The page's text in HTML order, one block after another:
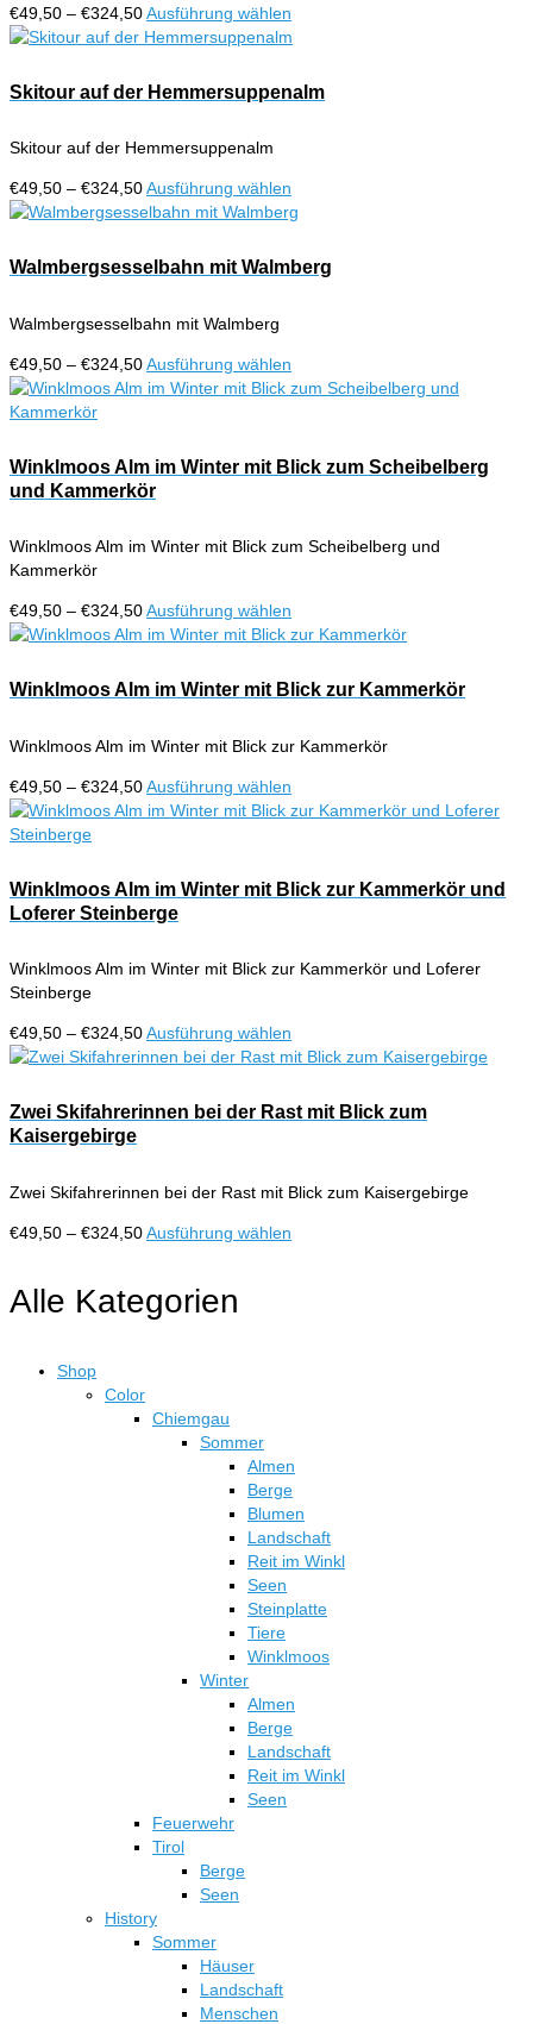
Produktseite
gewählt
€49,50 – €324,50Preisspanne:
€49,50
€324,50
Ausführung wählen
Produkt
mehrere
Varianten
können
auf
Produktseite
Skitour auf der Hemmersuppenalm
Skitour auf der Hemmersuppenalm
€49,50 – €324,50Preisspanne:
€49,50
€324,50
Ausführung wählen
Produkt
mehrere
Varianten
können
auf
gewählt
Walmbergsesselbahn mit Walmberg
Walmbergsesselbahn mit Walmberg
€49,50 – €324,50Preisspanne:
€49,50
Ausführung wählen
Produkt
Varianten
auf.
können
Produktseite
gewählt
Winklmoos Alm im Winter mit Blick zum Scheibelberg
und Kammerkör
Winklmoos Alm im Winter mit Blick zum Scheibelberg und
Kammerkör
€49,50 – €324,50Preisspanne:
€49,50
€324,50
Ausführung wählen
Produkt
mehrere
Varianten
Die
können
auf
gewählt
Winklmoos Alm im Winter mit Blick zur Kammerkör
Winklmoos Alm im Winter mit Blick zur Kammerkör
€49,50 – €324,50Preisspanne:
€49,50
Ausführung wählen
Produkt
Varianten
auf.
können
Produktseite
gewählt
Winklmoos Alm im Winter mit Blick zur Kammerkör und
Loferer Steinberge
Winklmoos Alm im Winter mit Blick zur Kammerkör und Loferer
Steinberge
€49,50 – €324,50Preisspanne:
€49,50
€324,50
Ausführung wählen
Produkt
mehrere
Varianten
Optionen
auf
Zwei Skifahrerinnen bei der Rast mit Blick zum
Kaisergebirge
Zwei Skifahrerinnen bei der Rast mit Blick zum Kaisergebirge
€49,50 – €324,50Preisspanne:
€324,50
Ausführung wählen
der
Produktseite
gewählt
werden
Alle Kategorien
Shop
Color
Chiemgau
Sommer
Almen
Berge
Blumen
Landschaft
Reit im Winkl
Seen
Steinplatte
Tiere
Winklmoos
Winter
Almen
Berge
Landschaft
Reit im Winkl
Seen
Feuerwehr
Tirol
Berge
Seen
History
Sommer
Häuser
Landschaft
Menschen